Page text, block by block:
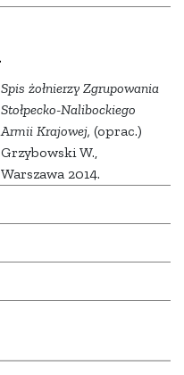
Spis żołnierzy Zgrupowania
Stołpecko-Nalibockiego
Armii Krajowej, (oprac.)
Grzybowski W.,
Warszawa 2014.